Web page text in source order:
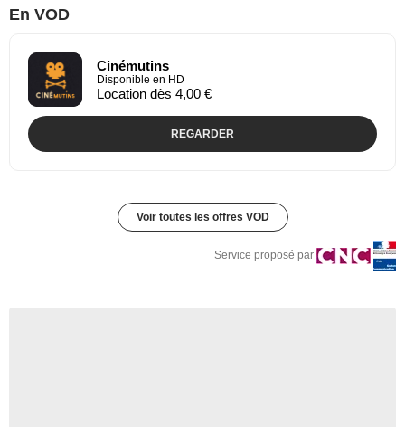
En VOD
Cinémutins
Disponible en HD
Location dès 4,00 €
REGARDER
Voir toutes les offres VOD
Service proposé par